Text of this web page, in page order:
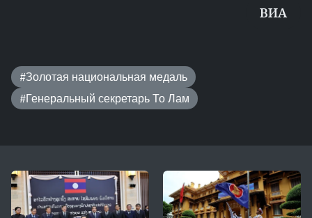
ВИА
#Золотая национальная медаль
#Генеральный секретарь То Лам